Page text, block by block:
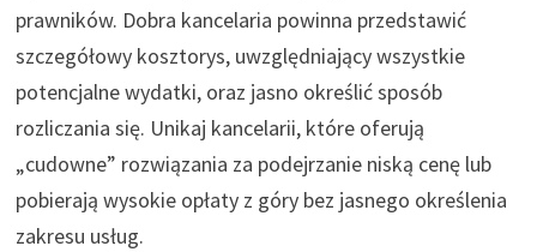
prawników. Dobra kancelaria powinna przedstawić
szczegółowy kosztorys, uwzględniający wszystkie
potencjalne wydatki, oraz jasno określić sposób
rozliczania się. Unikaj kancelarii, które oferują
„cudowne” rozwiązania za podejrzanie niską cenę lub
pobierają wysokie opłaty z góry bez jasnego określenia
zakresu usług.